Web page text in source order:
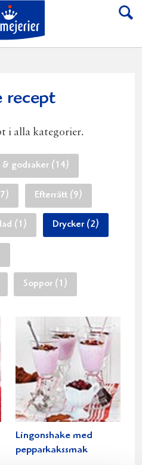
Till Norrmejerier
recept
i alla kategorier.
& godsaker (14)
Efterrätt (9)
(1) Drycker (2)
Soppor (1)
Lingonshake med
pepparkakssmak